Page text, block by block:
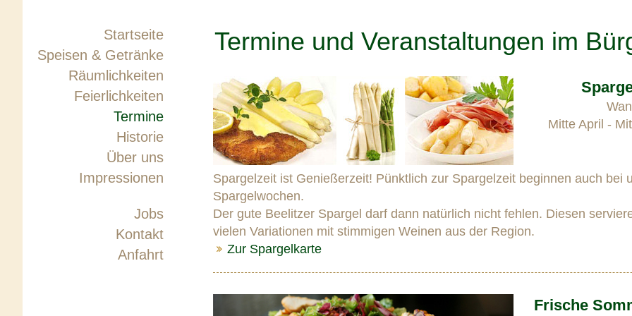
Startseite
Speisen & Getränke
Räumlichkeiten
Feierlichkeiten
Termine
Historie
Über uns
Impressionen
Jobs
Kontakt
Anfahrt
Termine und Veranstaltungen im
Mitte April -
Spargelzeit ist Genießerzeit! Pünktlich zur Spargelzeit beginnen auch bei
Spargelwochen.
Der gute Beelitzer Spargel darf dann natürlich nicht fehlen. Diesen
vielen Variationen mit stimmigen Weinen aus der Region.
Zur Spargelkarte
Frische